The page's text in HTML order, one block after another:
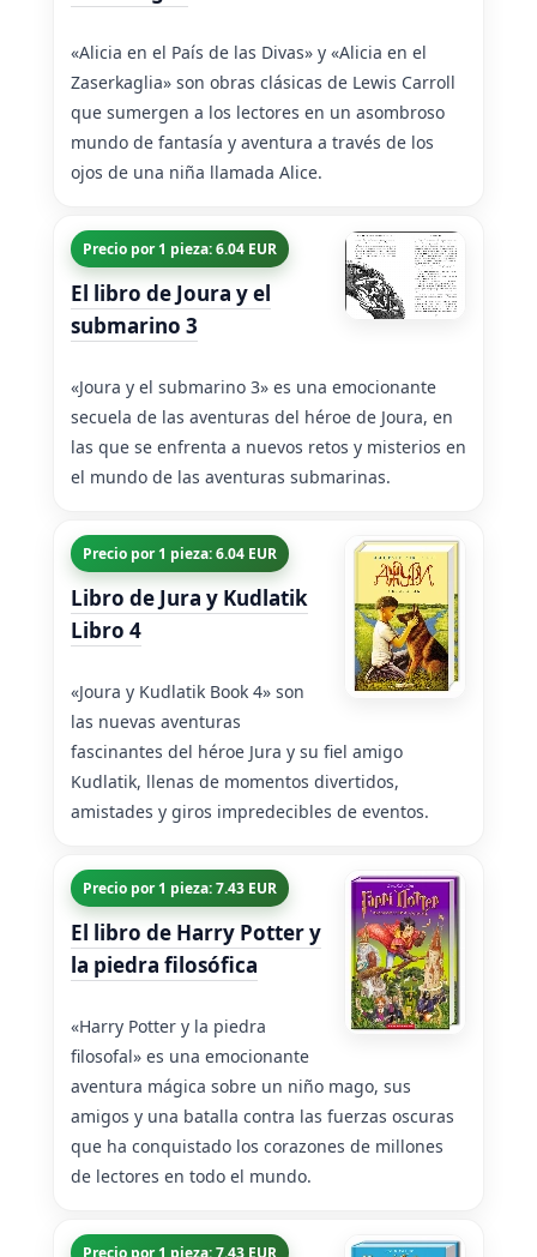
«Alicia en el País de las Divas» y «Alicia en el
Zaserkaglia» son obras clásicas de Lewis Carroll
que sumergen a los lectores en un asombroso
mundo de fantasía y aventura a través de los
ojos de una niña llamada Alice.
Precio por 1 pieza: 6.04 EUR
El libro de Joura y el
submarino 3
«Joura y el submarino 3» es una emocionante
secuela de las aventuras del héroe de Joura, en
las que se enfrenta a nuevos retos y misterios en
el mundo de las aventuras submarinas.
Precio por 1 pieza: 6.04 EUR
Libro de Jura y Kudlatik
Libro 4
«Joura y Kudlatik Book 4» son
las nuevas aventuras
fascinantes del héroe Jura y su fiel amigo
Kudlatik, llenas de momentos divertidos,
amistades y giros impredecibles de eventos.
Precio por 1 pieza: 7.43 EUR
El libro de Harry Potter y
la piedra filosófica
«Harry Potter y la piedra
filosofal» es una emocionante
aventura mágica sobre un niño mago, sus
amigos y una batalla contra las fuerzas oscuras
que ha conquistado los corazones de millones
de lectores en todo el mundo.
Precio por 1 pieza: 7.43 EUR